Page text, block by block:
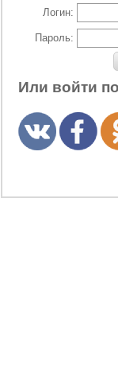
Логин:
Пароль:
Или войти